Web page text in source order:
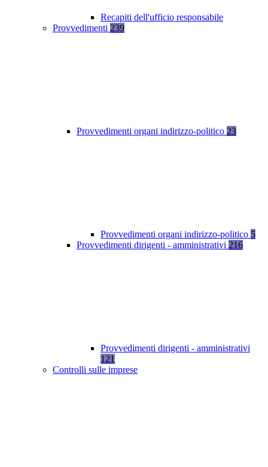
Recapiti dell'ufficio responsabile
Provvedimenti 239
Provvedimenti organi indirizzo-politico 23
Provvedimenti organi indirizzo-politico 5
Provvedimenti dirigenti - amministrativi 216
Provvedimenti dirigenti - amministrativi
121
Controlli sulle imprese